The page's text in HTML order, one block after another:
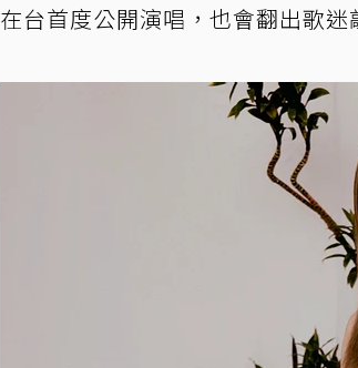
在台首度公開演唱，也會翻出歌